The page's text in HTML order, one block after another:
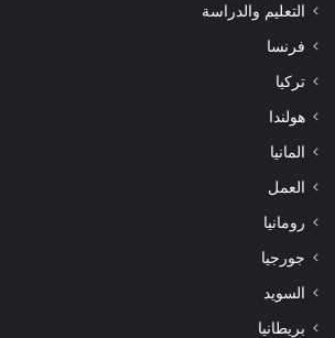
التعليم والدراسة
فرنسا
تركيا
هولندا
المانيا
العمل
رومانيا
جورجيا
السويد
بريطانيا